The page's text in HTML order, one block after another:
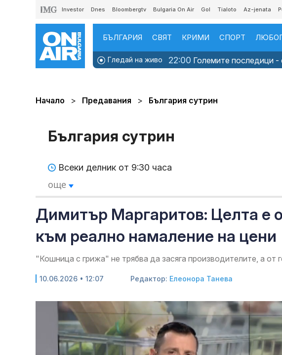
Investor Dnes Bloombergtv Bulgaria On Air Gol Tialoto Az-jenata
БЪЛГАРИЯ СВЯТ КРИМИ СПОРТ
Гледай на живо 22:00 Големите последици -
Начало Предавания България сутрин
България сутрин
Всеки делник от 9:30 часа
още
Димитър Маргаритов: Целта е
към реално намаление на цени
"Кошница с грижа" не трябва да засяга производителите, а от
10.06.2026 • 12:07 Редактор: Елеонора Танева